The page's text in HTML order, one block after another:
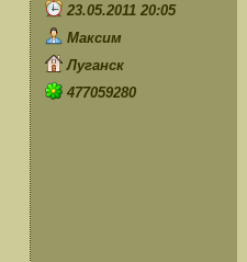
23.05.2011 20:05
Максим
Луганск
477059280